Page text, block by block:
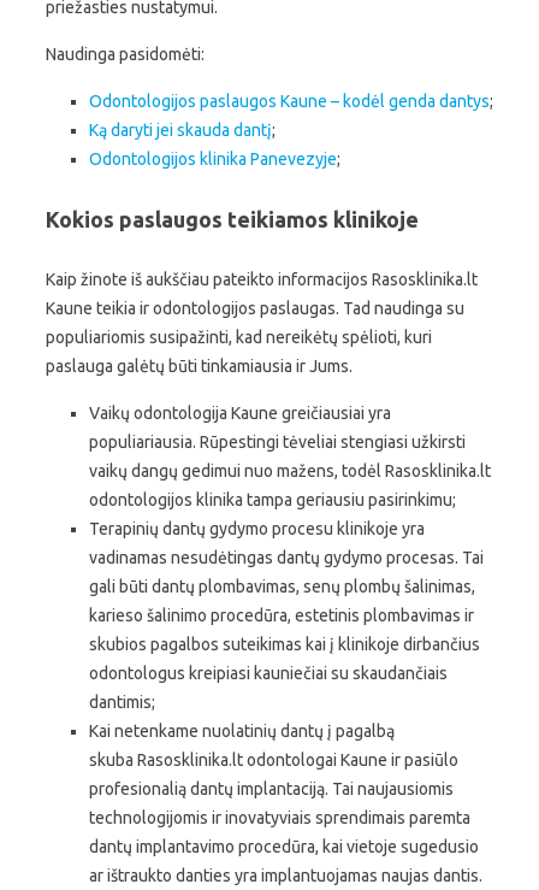
priežasties nustatymui.
Naudinga pasidomėti:
Odontologijos paslaugos Kaune – kodėl genda dantys;
Ką daryti jei skauda dantį;
Odontologijos klinika Panevezyje;
Kokios paslaugos teikiamos klinikoje
Kaip žinote iš aukščiau pateikto informacijos Rasosklinika.lt
Kaune teikia ir odontologijos paslaugas. Tad naudinga su
populiariomis susipažinti, kad nereikėtų spėlioti, kuri
paslauga galėtų būti tinkamiausia ir Jums.
Vaikų odontologija Kaune greičiausiai yra
populiariausia. Rūpestingi tėveliai stengiasi užkirsti
vaikų dangų gedimui nuo mažens, todėl Rasosklinika.lt
odontologijos klinika tampa geriausiu pasirinkimu;
Terapinių dantų gydymo procesu klinikoje yra
vadinamas nesudėtingas dantų gydymo procesas. Tai
gali būti dantų plombavimas, senų plombų šalinimas,
karieso šalinimo procedūra, estetinis plombavimas ir
skubios pagalbos suteikimas kai į klinikoje dirbančius
odontologus kreipiasi kauniečiai su skaudančiais
dantimis;
Kai netenkame nuolatinių dantų į pagalbą
skuba Rasosklinika.lt odontologai Kaune ir pasiūlo
profesionalią dantų implantaciją. Tai naujausiomis
technologijomis ir inovatyviais sprendimais paremta
dantų implantavimo procedūra, kai vietoje sugedusio
ar ištraukto danties yra implantuojamas naujas dantis.